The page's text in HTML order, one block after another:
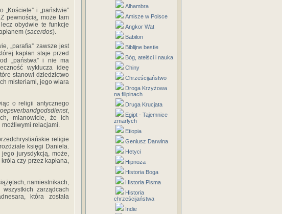
i „państwie”
pewnością, może tam
obydwie te funkcje
(sacerdos).
„parafia” zawsze jest
kapłan staje przed
„państwa” i nie ma
wyklucza ideę
stanowi dziedzictwo
misteriami, jego wiara
o religii antycznego
,
mianowicie, że ich
możliwymi relacjami.
religie
księgi Daniela.
jurysdykcją, może,
czy przez kapłana,
namiestnikach,
zarządcach
która została
Alhambra
Amisze w Polsce
Angkor Wat
Babilon
Biblijne bestie
Bóg, ateiści i nauka
Chiny
Chrześcijaństwo
Droga Krzyżowa
na filipinach
Druga Krucjata
Egipt - Tajemnice
zmarłych
Etiopia
Geniusz Darwina
Hetyci
Hipnoza
Historia Boga
Historia Pisma
Historia
chrześcijaństwa
Indie